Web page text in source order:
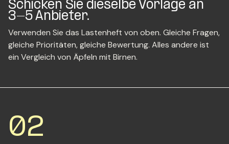
Schicken Sie dieselbe Vorlage an
3-5 Anbieter.
Verwenden Sie das Lastenheft von oben. Gleiche Fragen,
gleiche Prioritäten, gleiche Bewertung. Alles andere ist
ein Vergleich von Äpfeln mit Birnen.
02